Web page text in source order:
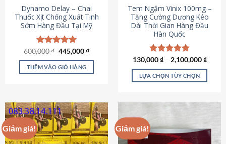
Dynamo Delay – Chai
Thuốc Xịt Chống Xuất Tinh
Sớm Hàng Đầu Tại Mỹ
Được xếp
hạng5.00
5 sao
600,000₫ Giá
là:
600,000 ₫.
445,000₫Giá
tại
THÊM VÀO GIỎ HÀNG
Tem Ngậm Vinix 100mg –
Tăng Cường Dương Kéo
Dài Thời Gian Hàng Đầu
Hàn Quốc
Được xếp
hạng5.00
5 sao
130,000₫– 2,100,000₫
LỰA CHỌN TÙY CHỌN
nhiều
biến
Giảm giá! Giảm giá!